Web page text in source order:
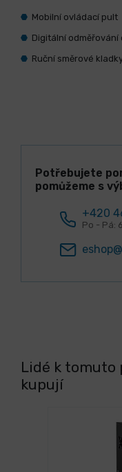
Mobilní ovládací pult
Digitální
Ruční směrové
Potřebujete
pomůžeme s
+420
Po - Pá:
Lidé k
kupují